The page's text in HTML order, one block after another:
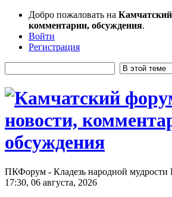
Добро пожаловать на
комментарии, обсуждения.
Войти
Регистрация
ПКФорум - Кладезь народной мудрости
17:30, 06 августа, 2026